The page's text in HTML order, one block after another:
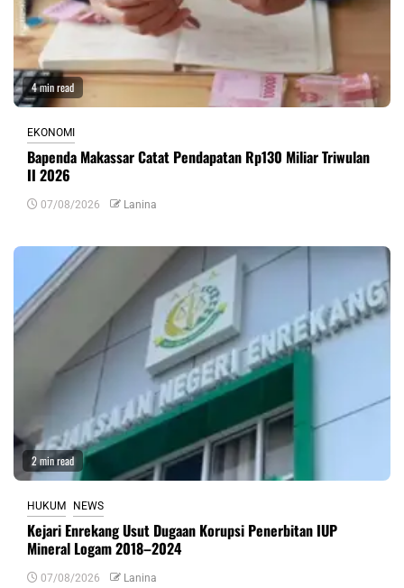
4 min read
EKONOMI
Bapenda Makassar Catat Pendapatan Rp130 Miliar Triwulan
II 2026
07/08/2026 Lanina
2 min read
HUKUM NEWS
Kejari Enrekang Usut Dugaan Korupsi Penerbitan IUP
Mineral Logam 2018–2024
07/08/2026 Lanina